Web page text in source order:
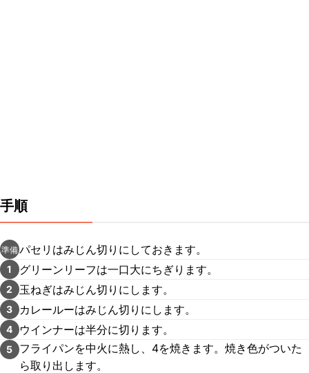
手順
準備パセリはみじん切りにしておきます。
1 グリーンリーフは一口大にちぎります。
2 玉ねぎはみじん切りにします。
3 カレールーはみじん切りにします。
4 ウインナーは半分に切ります。
5
フライパンを中火に熱し、4を焼きます。焼き色がついた
ら取り出します。